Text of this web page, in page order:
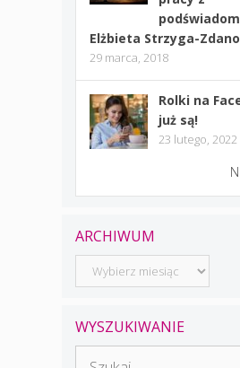
Elżbieta Strzyga-
29 marca, 2018
Rolki na
już są!
23 lutego, 2022
ARCHIWUM
Archiwum
WYSZUKIWANIE